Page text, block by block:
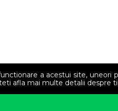
a acestui site,
afla mai multe detalii despre